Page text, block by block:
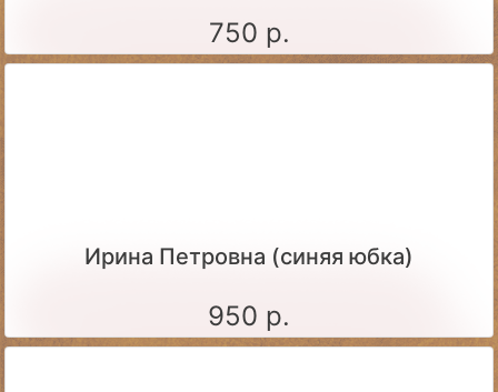
750 р.
Ирина Петровна (синяя юбка)
950 р.